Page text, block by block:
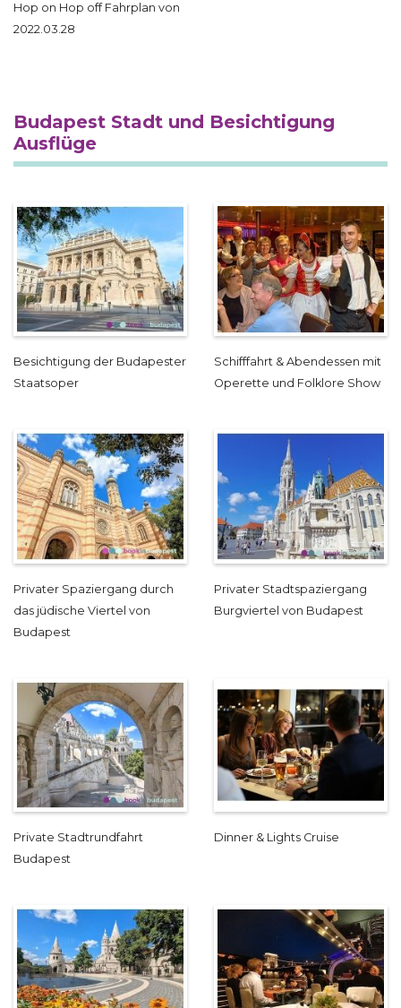
Hop on Hop off Fahrplan von
2022.03.28
Budapest Stadt und Besichtigung
Ausflüge
Besichtigung der Budapester
Staatsoper
Schifffahrt & Abendessen mit
Operette und Folklore Show
Privater Spaziergang durch
das jüdische Viertel von
Budapest
Privater Stadtspaziergang
Burgviertel von Budapest
Private Stadtrundfahrt
Budapest
Dinner & Lights Cruise